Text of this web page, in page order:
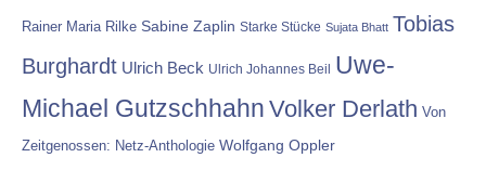
Rainer Maria Rilke Sabine Zaplin Starke Stücke Sujata Bhatt Tobias
Burghardt Ulrich Beck Ulrich Johannes Beil Uwe-
Michael Gutzschhahn Volker Derlath Von
Zeitgenossen: Netz-Anthologie Wolfgang Oppler